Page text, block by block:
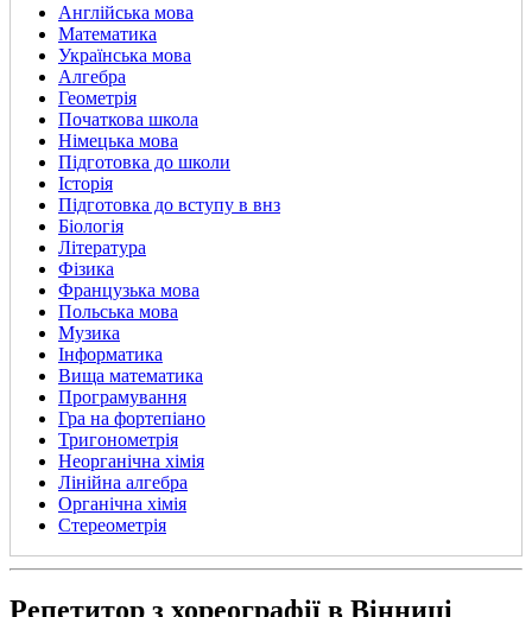
Англійська мова
Математика
Українська мова
Алгебра
Геометрія
Початкова школа
Німецька мова
Підготовка до школи
Історія
Підготовка до вступу в внз
Біологія
Література
Фізика
Французька мова
Польська мова
Музика
Інформатика
Вища математика
Програмування
Гра на фортепіано
Тригонометрія
Неорганічна хімія
Лінійна алгебра
Органічна хімія
Стереометрія
Репетитор з хореографії в Вінниці